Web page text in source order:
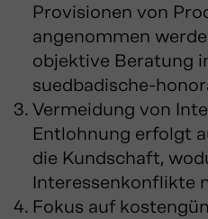
Provisionen von
angenommen
objektive Beratung
suedbadische-
Vermeidung von
Entlohnung erfolgt
die Kundschaft,
Interessenkonflikte
Fokus auf